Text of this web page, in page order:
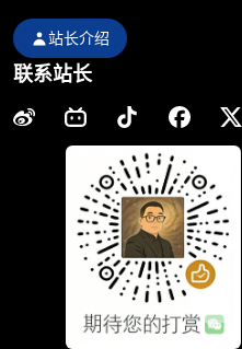
站长介绍
联系站长